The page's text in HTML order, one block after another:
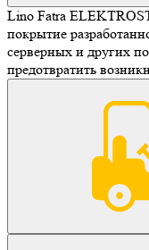
Lino Fatra
покрытие
серверных и других
предотвратить